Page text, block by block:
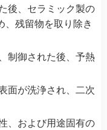
後、セラミック製の
残留物を取り除き
制御された後、予熱
面が洗浄され、二次
、および用途固有の